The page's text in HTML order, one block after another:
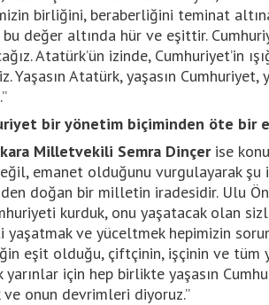
birliğini, beraberliğini teminat
değer altında hür ve eşittir.
Atatürk’ün izinde, Cumhuriyet’in
Yaşasın Atatürk, yaşasın Cumhuriyet,
bir yönetim biçiminden öte bir
Milletvekili Semra Dinçerise
emanet olduğunu vurgulayarak şu
doğan bir milletin iradesidir. Ulu
kurduk, onu yaşatacak olan
yaşatmak ve yüceltmek hepimizin
eşit olduğu, çiftçinin, işçinin ve tüm
yarınlar için hep birlikte yaşasın
onun devrimleri diyoruz.”